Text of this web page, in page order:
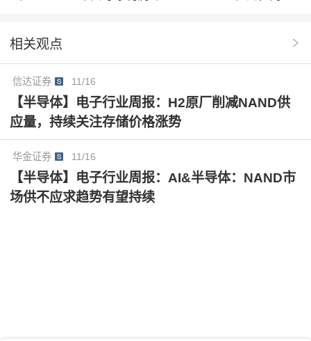
反转及公司产品在AI端侧应用的放量，维持“推荐”评
相关观点
信达证券 11/16
【半导体】电子行业周报：H2原厂削减NAND供
应量，持续关注存储价格涨势
华金证券 11/16
【半导体】电子行业周报：AI&半导体：NAND市
场供不应求趋势有望持续